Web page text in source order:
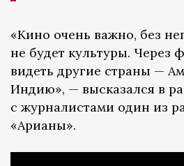
«Кино очень важно, без
не будет культуры.
видеть другие страны —
Индию», — высказался в
с журналистами один из
«Арианы».